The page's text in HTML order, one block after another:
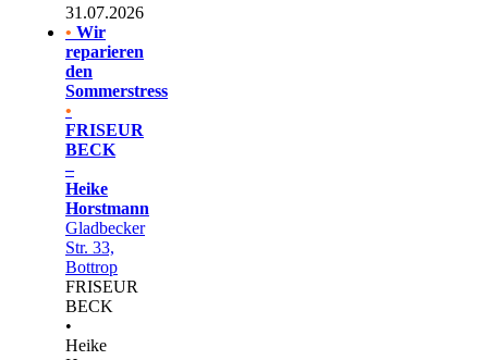
31.07.2026
• Wir
reparieren
den
Sommerstress
•
FRISEUR
BECK
–
Heike
Horstmann
Gladbecker
Str. 33,
Bottrop
FRISEUR
BECK
•
Heike